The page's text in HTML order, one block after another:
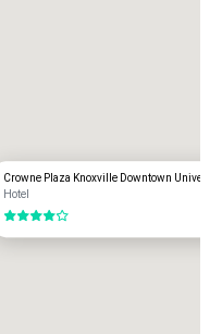
Crowne Plaza Knoxville Downtown
Hotel
4 su 5